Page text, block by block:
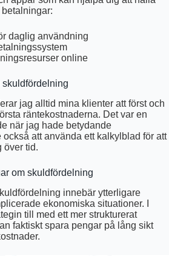
daglig användning
online
skuldfördelning
jag alltid mina klienter att först och
räntekostnaderna. Det var en
när jag hade betydande
att använda ett kalkylblad för att
över tid.
om skuldfördelning
innebär ytterligare
ekonomiska situationer. I
till med ett mer strukturerat
faktiskt spara pengar på lång sikt